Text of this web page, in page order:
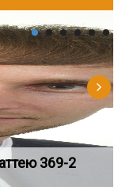
369-2